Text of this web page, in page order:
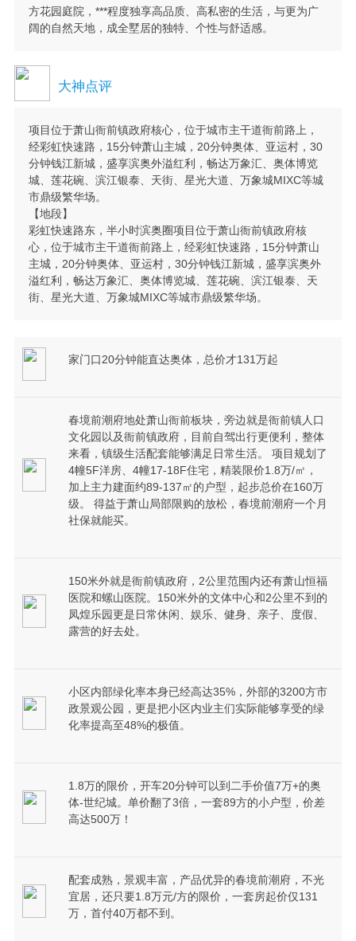
方花园庭院，***程度独享高品质、高私密的生活，与更为广
阔的自然天地，成全墅居的独特、个性与舒适感。
大神点评
项目位于萧山衙前镇政府核心，位于城市主干道衙前路上，
经彩虹快速路，15分钟萧山主城，20分钟奥体、亚运村，30
分钟钱江新城，盛享滨奥外溢红利，畅达万象汇、奥体博览
城、莲花碗、滨江银泰、天街、星光大道、万象城MIXC等城
市鼎级繁华场。
【地段】
彩虹快速路东，半小时滨奥圈项目位于萧山衙前镇政府核
心，位于城市主干道衙前路上，经彩虹快速路，15分钟萧山
主城，20分钟奥体、亚运村，30分钟钱江新城，盛享滨奥外
溢红利，畅达万象汇、奥体博览城、莲花碗、滨江银泰、天
街、星光大道、万象城MIXC等城市鼎级繁华场。
家门口20分钟能直达奥体，总价才131万起
春境前潮府地处萧山衙前板块，旁边就是衙前镇人口
文化园以及衙前镇政府，目前自驾出行更便利，整体
来看，镇级生活配套能够满足日常生活。 项目规划了
4幢5F洋房、4幢17-18F住宅，精装限价1.8万/㎡，
加上主力建面约89-137㎡的户型，起步总价在160万
级。 得益于萧山局部限购的放松，春境前潮府一个月
社保就能买。
150米外就是衙前镇政府，2公里范围内还有萧山恒福
医院和螺山医院。150米外的文体中心和2公里不到的
凤煌乐园更是日常休闲、娱乐、健身、亲子、度假、
露营的好去处。
小区内部绿化率本身已经高达35%，外部的3200方市
政景观公园，更是把小区内业主们实际能够享受的绿
化率提高至48%的极值。
1.8万的限价，开车20分钟可以到二手价值7万+的奥
体-世纪城。单价翻了3倍，一套89方的小户型，价差
高达500万！
配套成熟，景观丰富，产品优异的春境前潮府，不光
宜居，还只要1.8万元/方的限价，一套房起价仅131
万，首付40万都不到。